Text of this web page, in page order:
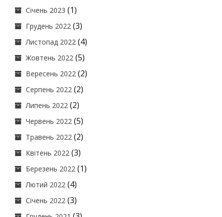
Січень 2023 (1)
Грудень 2022 (3)
Листопад 2022 (4)
Жовтень 2022 (5)
Вересень 2022 (2)
Серпень 2022 (2)
Липень 2022 (2)
Червень 2022 (5)
Травень 2022 (2)
Квітень 2022 (3)
Березень 2022 (1)
Лютий 2022 (4)
Січень 2022 (3)